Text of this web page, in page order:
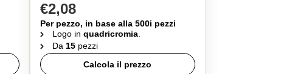
€2,08
Per pezzo, in base alla 500i pezzi
Logo in quadricromia.
Da 15pezzi
Calcola il prezzo